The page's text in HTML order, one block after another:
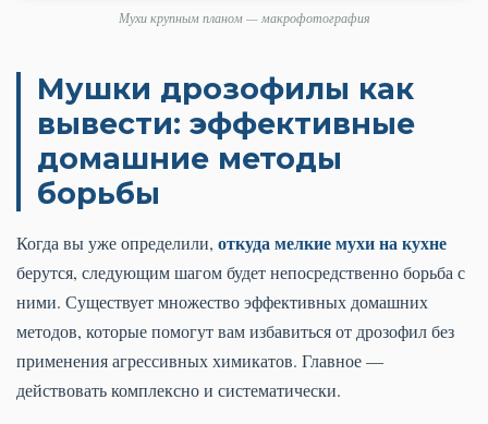
Мухи крупным планом — макрофотография
Мушки дрозофилы как
вывести: эффективные
домашние методы
борьбы
Когда вы уже определили, откуда мелкие мухи на кухне
берутся, следующим шагом будет непосредственно борьба с
ними. Существует множество эффективных домашних
методов, которые помогут вам избавиться от дрозофил без
применения агрессивных химикатов. Главное —
действовать комплексно и систематически.